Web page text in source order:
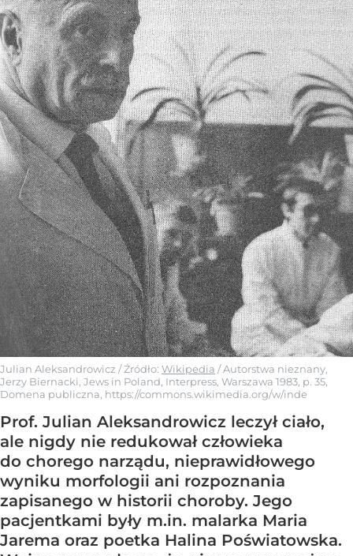
Julian Aleksandrowicz / Źródło: Wikipedia /Autorstwa nieznany,
Jerzy Biernacki, Jews in Poland, Interpress, Warszawa 1983, p. 35,
Domena publiczna, https://commons.wikimedia.org/w/inde
Prof. Julian Aleksandrowicz leczył ciało,
ale nigdy nie redukował człowieka
do chorego narządu, nieprawidłowego
wyniku morfologii ani rozpoznania
zapisanego w historii choroby. Jego
pacjentkami były m.in. malarka Maria
Jarema oraz poetka Halina Poświatowska.